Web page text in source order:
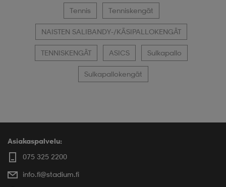
Tennis Tenniskengät
NAISTEN SALIBANDY-/KÄSIPALLOKENGÄT
TENNISKENGÄT ASICS Sulkapallo
Sulkapallokengät
Asiakaspalvelu:
075 325 2200
info.fi@stadium.fi